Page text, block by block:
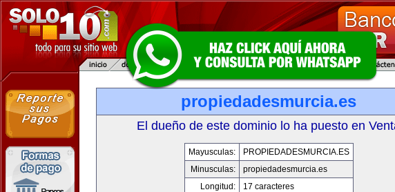
propiedadesmurcia.es
El dueño de este dominio lo ha puesto en
Mayusculas:
PROPIEDADESMURCIA.ES
Minusculas:
propiedadesmurcia.es
Longitud:
17 caracteres